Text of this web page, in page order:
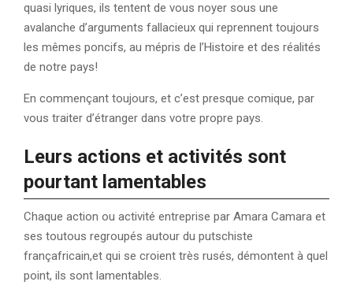
quasi lyriques, ils tentent de vous noyer sous une
avalanche d’arguments fallacieux qui reprennent toujours
les mêmes poncifs, au mépris de l’Histoire et des réalités
de notre pays!
En commençant toujours, et c’est presque comique, par
vous traiter d’étranger dans votre propre pays.
Leurs actions et activités sont
pourtant lamentables
Chaque action ou activité entreprise par Amara Camara et
ses toutous regroupés autour du putschiste
françafricain,et qui se croient très rusés, démontent à quel
point, ils sont lamentables.